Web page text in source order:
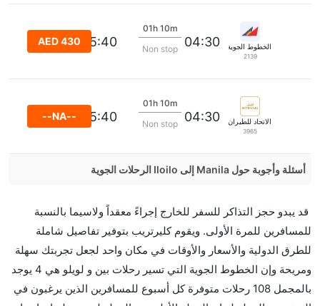
الخطوط الجوية الفلبينية
2139
04:30
01h 10m
Non stop
05:40
AED 430
الاتحاد للطيران
3965
04:30
01h 10m
Non stop
05:40
--NA--
أسئلة وأجوبة حول Manila إلى Iloilo الرحلات الجوية
رحلة مباشرة من إلىلويلو مما تستغرقه الخطوط الجوية
الأخرى؟
نعم. توفر كل من Cebu Pacific Air أسرع رحلات الطيران
على هذا الطريق،
هل توفر شركات الطيران مساحة إضافية للنوم؟
قد يبدو حجز التذاكر للسفر للخارج إجراءً معقداً ولاسيما بالنسبة
للمسافرين للمرة الأولى. ويقوم كليرتريب بتوفير تفاصيل شاملة
للطرق الدولية والأسعار والأوقات في مكان واحد لجعل تجربتك سهلة
ومريحة وإن الخطوط الجوية التي تسير رحلات بين و لويلو هي 4 يوجد
بالمجمل 108 رحلات متوفرة كل أسبوع للمسافرين الذين يرغبون في